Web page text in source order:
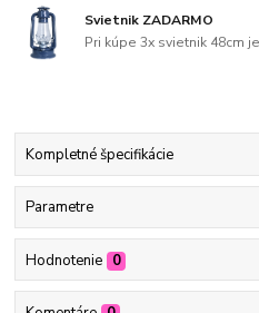
Svietnik ZADARMO
Pri kúpe 3x svietnik 48cm
Kompletné špecifikácie
Parametre
Hodnotenie 0